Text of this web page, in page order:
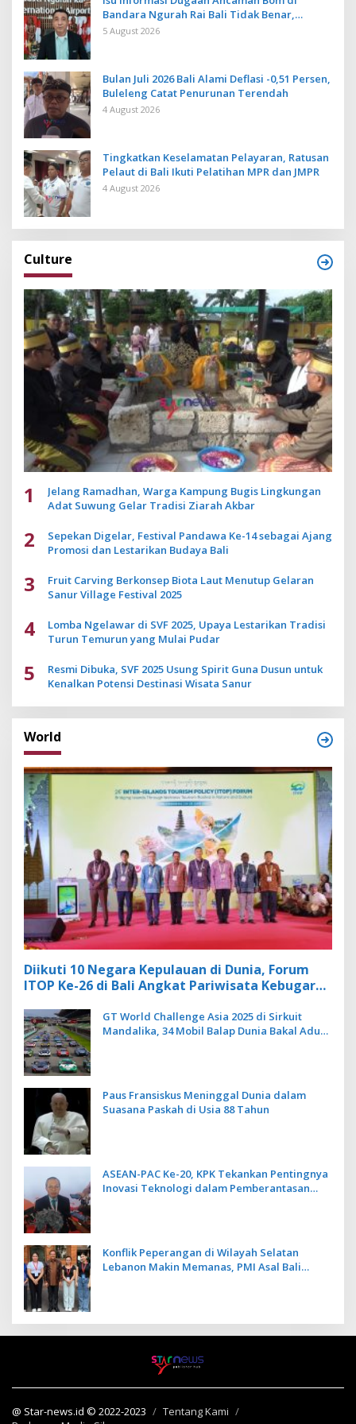
Bandara Ngurah Rai Bali Tidak Benar,
Operasional Penerbangan Lancar
5 August 2026
Bulan Juli 2026 Bali Alami Deflasi -0,51 Persen,
Buleleng Catat Penurunan Terendah
4 August 2026
Tingkatkan Keselamatan Pelayaran, Ratusan
Pelaut di Bali Ikuti Pelatihan MPR dan JMPR
4 August 2026
Culture
1
Jelang Ramadhan, Warga Kampung Bugis Lingkungan
Adat Suwung Gelar Tradisi Ziarah Akbar
2
Sepekan Digelar, Festival Pandawa Ke-14 sebagai Ajang
Promosi dan Lestarikan Budaya Bali
3
Fruit Carving Berkonsep Biota Laut Menutup Gelaran
Sanur Village Festival 2025
4
Lomba Ngelawar di SVF 2025, Upaya Lestarikan Tradisi
Turun Temurun yang Mulai Pudar
5
Resmi Dibuka, SVF 2025 Usung Spirit Guna Dusun untuk
Kenalkan Potensi Destinasi Wisata Sanur
World
Diikuti 10 Negara Kepulauan di Dunia, Forum
ITOP Ke-26 di Bali Angkat Pariwisata Kebugaran
GT World Challenge Asia 2025 di Sirkuit
Mandalika, 34 Mobil Balap Dunia Bakal Adu
Paus Fransiskus Meninggal Dunia dalam
Suasana Paskah di Usia 88 Tahun
ASEAN-PAC Ke-20, KPK Tekankan Pentingnya
Inovasi Teknologi dalam Pemberantasan
Konflik Peperangan di Wilayah Selatan
Lebanon Makin Memanas, PMI Asal Bali
@ Star-news.id © 2022-2023
Tentang Kami